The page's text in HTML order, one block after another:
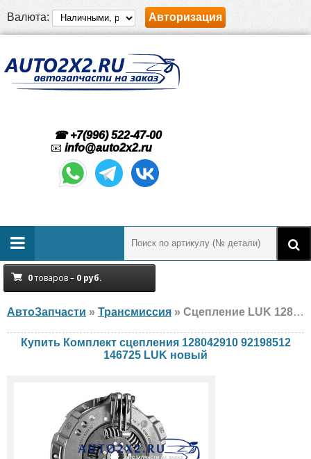
Валюта: Авторизация
☎ +7(996) 522-47-00
📧 info@auto2x2.ru
0товаров – 0 руб.
АвтоЗапчасти » Трансмиссия » Сцепление LUK 128042910 92198512 146725 CASE IH, NEW HOLLAND, новый
Купить Комплект сцепления 128042910 92198512
146725 LUK новый